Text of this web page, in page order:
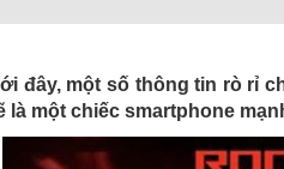
đây, một số thông tin rò rỉ
là một chiếc smartphone